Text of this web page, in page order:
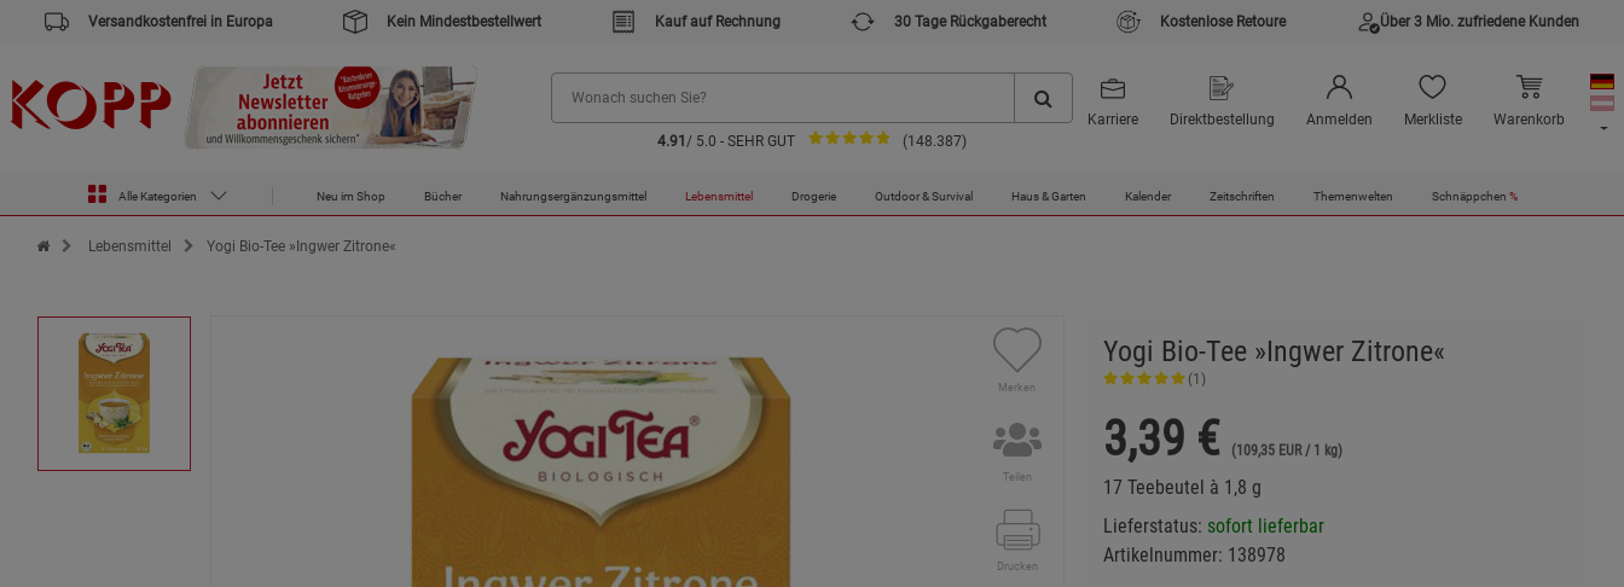
Versandkostenfrei in Europa Kein Mindestbestellwert Kauf auf Rechnung 30 Tage Rückgaberecht Kostenlose Retoure Über 3 Mio. zufriedene Kunden
4.91 / 5.0 - SEHR GUT (148.387)
Karriere Direktbestellung Anmelden Merkliste Warenkorb
Alle Kategorien Neu im Shop Bücher Nahrungsergänzungsmittel Lebensmittel Drogerie Outdoor & Survival Haus & Garten Kalender Zeitschriften Themenwelten Schnäppchen %
Zur Startseite des Kopp Verlag Online-Shop
Lebensmittel Yogi Bio-Tee »Ingwer Zitrone«
Merken
Teilen
Drucken
Yogi Bio-Tee »Ingwer Zitrone«
(1)
3,39 € (109,35 EUR / 1 kg)
17 Teebeutel à 1,8 g
Lieferstatus: sofort lieferbar
Artikelnummer: 138978